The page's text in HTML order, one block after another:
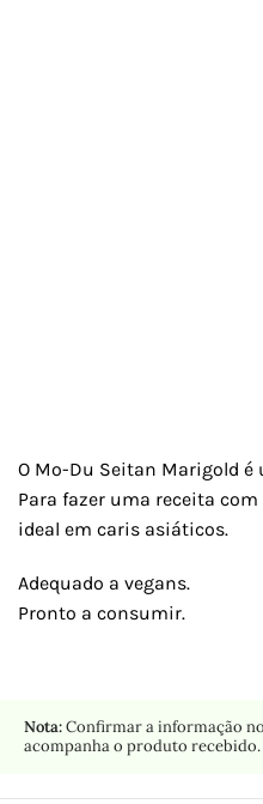
O Mo-Du Seitan Marigold
Para fazer uma receita
ideal em caris asiáticos.
Adequado a vegans.
Pronto a consumir.
Nota:Confirmar a informação
acompanha o produto recebido.